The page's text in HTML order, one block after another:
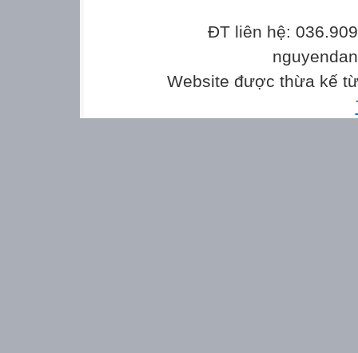
ĐT liên hệ:
Website được thừa kế